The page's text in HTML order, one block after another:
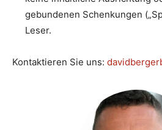
gebundenen Schenkungen
Leser.
Kontaktieren Sie uns: